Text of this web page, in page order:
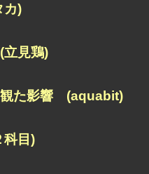
)
見鶏)
観た影響 (aquabit)
目)